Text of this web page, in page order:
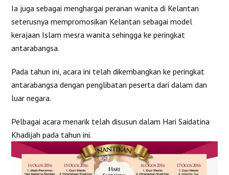
Ia juga sebagai menghargai peranan wanita di Kelantan
seterusnya mempromosikan Kelantan sebagai model
kerajaan Islam mesra wanita sehingga ke peringkat
antarabangsa.
Pada tahun ini, acara ini telah dikembangkan ke peringkat
antarabangsa dengan penglibatan peserta dari dalam dan
luar negara.
Pelbagai acara menarik telah disusun dalam Hari Saidatina
Khadijah pada tahun ini.